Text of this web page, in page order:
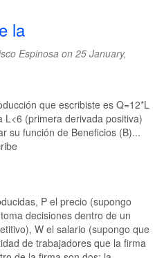
la
Espinosa on 25 January,
que escribiste es Q=12*L
(primera derivada positiva)
su función de Beneficios (B)...
P el precio (supongo
decisiones dentro de un
W el salario (supongo que
de trabajadores que la firma